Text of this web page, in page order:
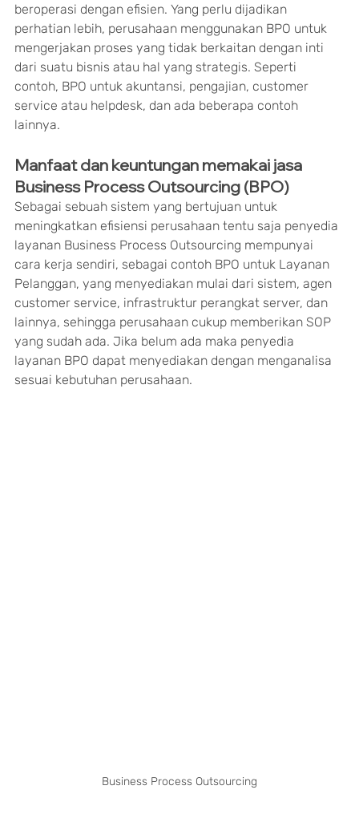
beroperasi dengan efisien. Yang perlu dijadikan
perhatian lebih, perusahaan menggunakan BPO untuk
mengerjakan proses yang tidak berkaitan dengan inti
dari suatu bisnis atau hal yang strategis. Seperti
contoh, BPO untuk akuntansi, pengajian, customer
service atau helpdesk, dan ada beberapa contoh
lainnya.
Manfaat dan keuntungan memakai jasa
Business Process Outsourcing (BPO)
Sebagai sebuah sistem yang bertujuan untuk
meningkatkan efisiensi perusahaan tentu saja penyedia
layanan Business Process Outsourcing mempunyai
cara kerja sendiri, sebagai contoh BPO untuk Layanan
Pelanggan, yang menyediakan mulai dari sistem, agen
customer service, infrastruktur perangkat server, dan
lainnya, sehingga perusahaan cukup memberikan SOP
yang sudah ada. Jika belum ada maka penyedia
layanan BPO dapat menyediakan dengan menganalisa
sesuai kebutuhan perusahaan.
Business Process Outsourcing